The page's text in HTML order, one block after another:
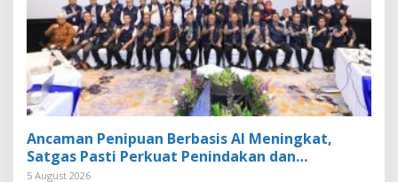
Ancaman Penipuan Berbasis AI Meningkat,
Satgas Pasti Perkuat Penindakan dan
Pengembangan Aplikasi Anti Penipuan
5 August 2026